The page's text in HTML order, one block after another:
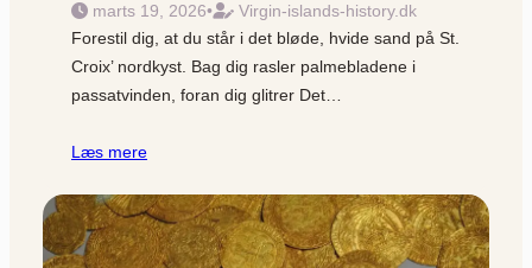
marts 19, 2026•
Virgin-islands-history.dk
Forestil dig, at du står i det bløde, hvide sand på St.
Croix’ nordkyst. Bag dig rasler palmebladene i
passatvinden, foran dig glitrer Det…
Læs mere